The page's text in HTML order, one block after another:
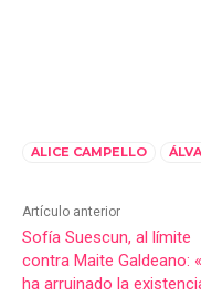
ALICE CAMPELLO
Artículo anterior
Sofía Suescun, al límite
contra Maite Galdeano:
ha arruinado la